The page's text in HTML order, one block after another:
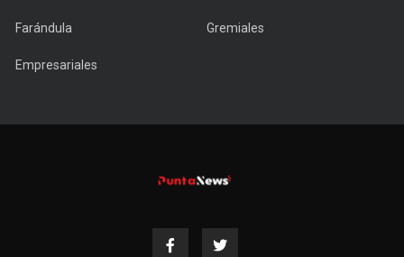
Farándula Gremiales
Empresariales